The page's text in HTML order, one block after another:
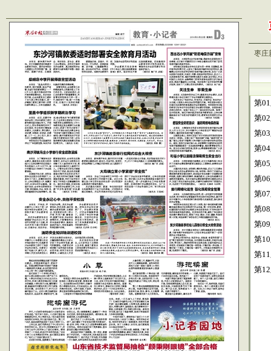
枣庄
第
第
第
第
第
第
第
第
第
第
第
第